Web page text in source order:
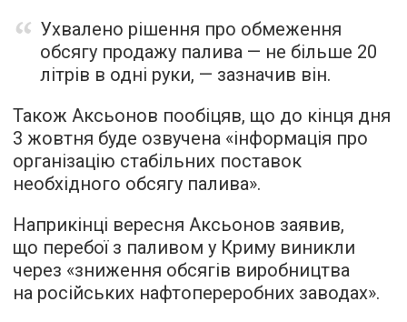
Ухвалено рішення про обмеження
обсягу продажу палива — не більше 20
літрів в одні руки, — зазначив він.
Також Аксьонов пообіцяв, що до кінця дня
3 жовтня буде озвучена «інформація про
організацію стабільних поставок
необхідного обсягу палива».
Наприкінці вересня Аксьонов заявив,
що перебої з паливом у Криму виникли
через «зниження обсягів виробництва
на російських нафтопереробних заводах».